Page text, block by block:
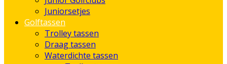
Juniorsetjes
Golftassen
Trolley tassen
Draag tassen
Waterdichte tassen